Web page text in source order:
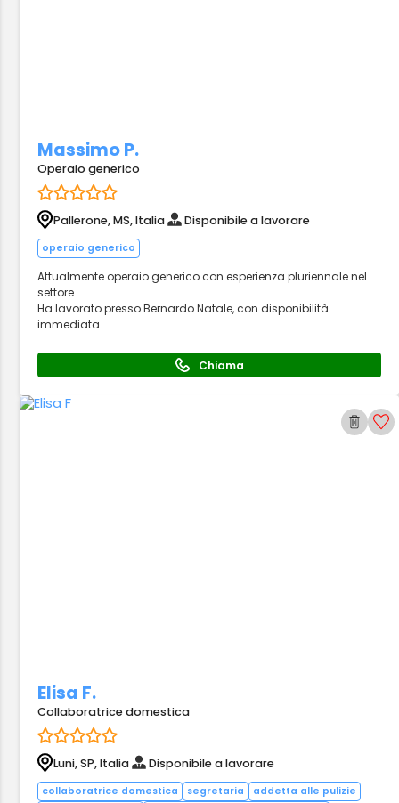
Massimo P.
Operaio generico
Pallerone, MS, Italia Disponibile a lavorare
operaio generico
Attualmente operaio generico con esperienza pluriennale nel
settore.
Ha lavorato presso Bernardo Natale, con disponibilità
immediata.
Chiama
Elisa F.
Collaboratrice domestica
Luni, SP, Italia Disponibile a lavorare
collaboratrice domestica segretaria
addetta alle pulizie